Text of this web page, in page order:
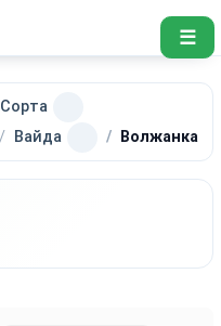
☰
Сорта
Вайда Волжанка